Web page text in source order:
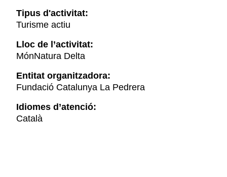
Tipus d'activitat:
Turisme actiu
Lloc de l’activitat:
MónNatura Delta
Entitat organitzadora:
Fundació Catalunya La Pedrera
Idiomes d’atenció:
Català